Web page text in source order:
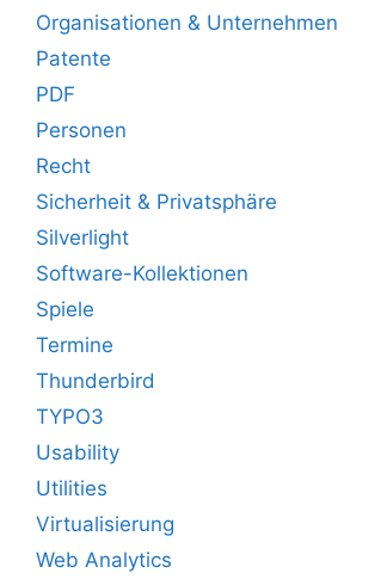
Organisationen & Unternehmen
Patente
PDF
Personen
Recht
Sicherheit & Privatsphäre
Silverlight
Software-Kollektionen
Spiele
Termine
Thunderbird
TYPO3
Usability
Utilities
Virtualisierung
Web Analytics